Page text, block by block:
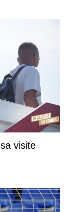
visite